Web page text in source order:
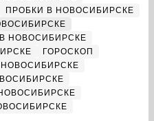
ПРОБКИ В НОВОСИБИРСКЕ
НОВОСИБИРСКЕ
ГОРОСКОП